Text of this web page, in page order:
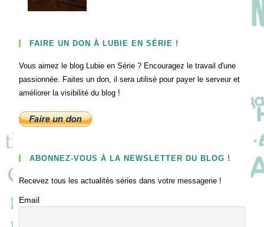
FAIRE UN DON À LUBIE EN SÉRIE !
Vous aimez le blog Lubie en Série ? Encouragez le travail d'une
passionnée. Faites un don, il sera utilisé pour payer le serveur et
améliorer la visibilité du blog !
ABONNEZ-VOUS À LA NEWSLETTER DU BLOG !
Recevez tous les actualités séries dans votre messagerie !
Email